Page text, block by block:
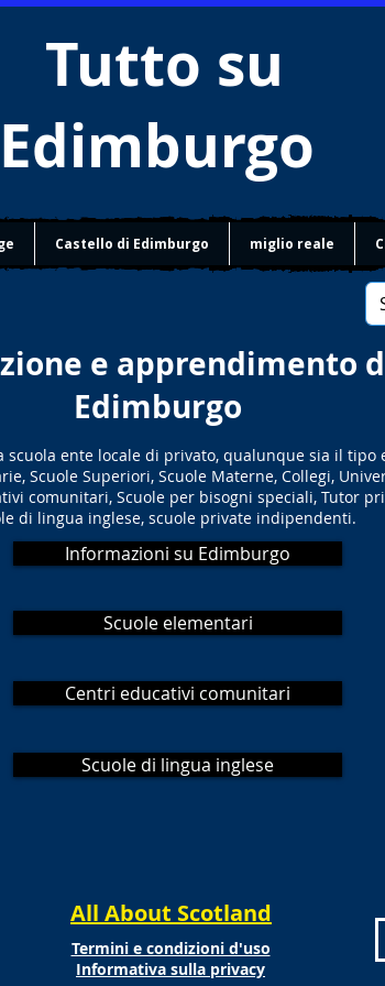
Tutto su
Edimburgo
Castello di Edimburgo miglio reale
e apprendimento
Edimburgo
scuola ente locale di privato, qualunque sia il tipo
Scuole Superiori, Scuole Materne, Collegi,
comunitari, Scuole per bisogni speciali, Tutor
di lingua inglese, scuole private indipendenti.
Informazioni su Edimburgo
Scuole elementari
Centri educativi comunitari
Scuole di lingua inglese
All About Scotland
Termini e condizioni d'uso
Informativa sulla privacy